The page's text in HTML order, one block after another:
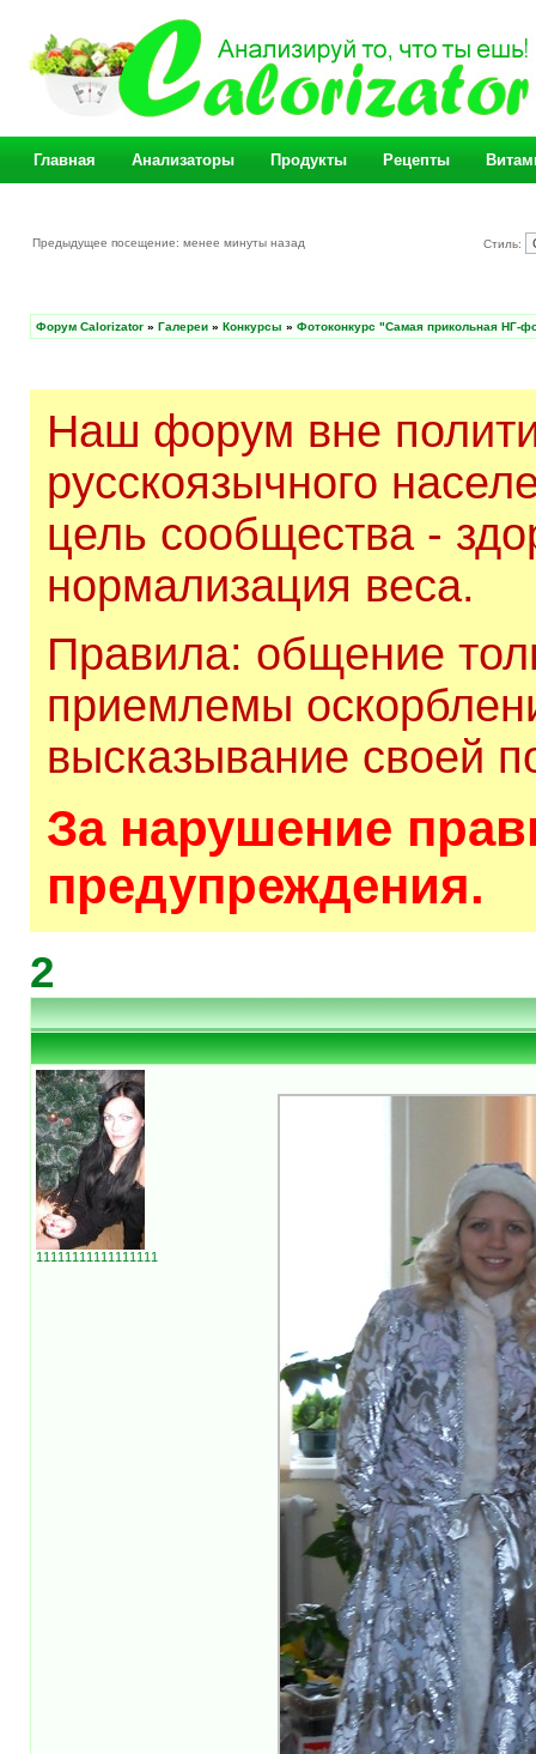
Главная Анализаторы Продукты Рецепты
Предыдущее посещение: менее минуты назад Стиль:
Форум Calorizator » Галереи » Конкурсы » Фотоконкурс "Самая прикольная НГ-
Наш форум вне
русскоязычного
цель сообщества -
нормализация веса.
Правила: общение
приемлемы
высказывание своей
За нарушение
предупреждения.
2
11111111111111111